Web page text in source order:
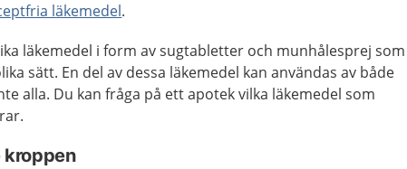
läkemedel.
läkemedel i form av sugtabletter och munhålesprej som
sätt. En del av dessa läkemedel kan användas av både
alla. Du kan fråga på ett apotek vilka läkemedel som
kroppen